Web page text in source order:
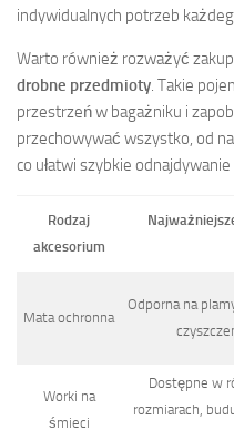
indywidualnych potrzeb
Warto również rozważyć zakup
drobne przedmioty. Takie
przestrzeń w bagażniku i
przechowywać wszystko, od
co ułatwi szybkie
Rodzaj
akcesorium
Mata ochronna
Odporna na
Worki na
śmieci
Dostępne w
rozmiarach,